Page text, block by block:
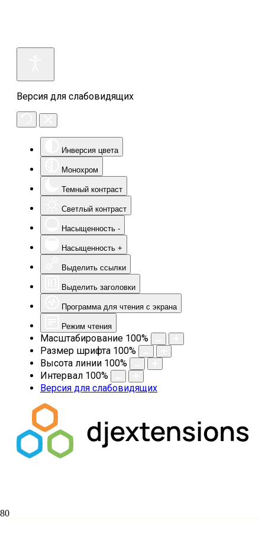
Версия для слабовидящих
Инверсия цвета
Монохром
Темный контраст
Светлый контраст
Насыщенность -
Насыщенность +
Выделить ссылки
Выделить заголовки
Программа для чтения с экрана
Режим чтения
Масштабирование 100%
Размер шрифта 100%
Высота линии 100%
Интервал 100%
Версия для слабовидящих